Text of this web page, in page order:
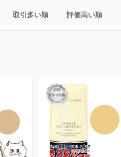
取引多い順 評価高い順